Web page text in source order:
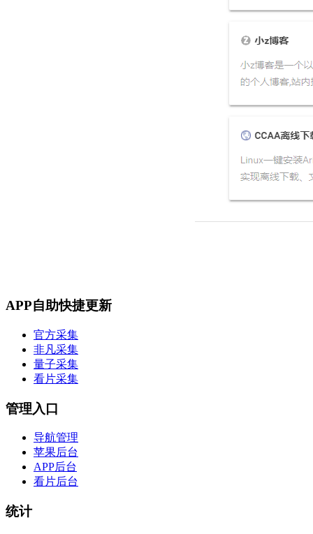
APP自助快捷更新
官方采集
非凡采集
量子采集
看片采集
管理入口
导航管理
苹果后台
APP后台
看片后台
统计